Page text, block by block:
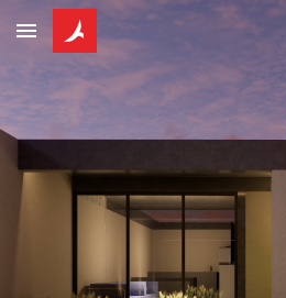
Skip to main content